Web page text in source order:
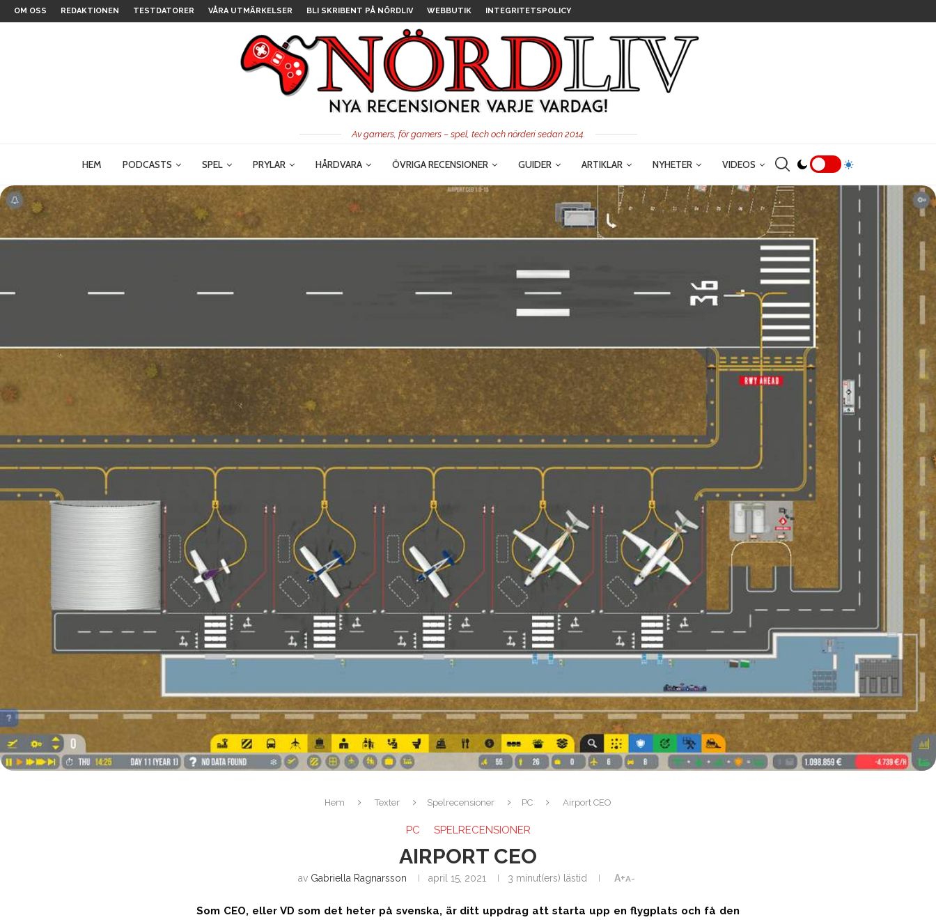
OM OSS REDAKTIONEN TESTDATORER VÅRA UTMÄRKELSER BLI SKRIBENT PÅ NÖRDLIV WEBBUTIK INTEGRITETSPOLICY
Av gamers, för gamers – spel, tech och nörderi sedan 2014.
HEM PODCASTS SPEL PRYLAR HÅRDVARA ÖVRIGA RECENSIONER GUIDER ARTIKLAR NYHETER VIDEOS
Hem Texter Spelrecensioner PC Airport CEO
PC SPELRECENSIONER
AIRPORT CEO
av Gabriella Ragnarsson april 15, 2021 3 minut(ers) lästid A+A-
Som CEO, eller VD som det heter på svenska, är ditt uppdrag att starta upp en flygplats och få den